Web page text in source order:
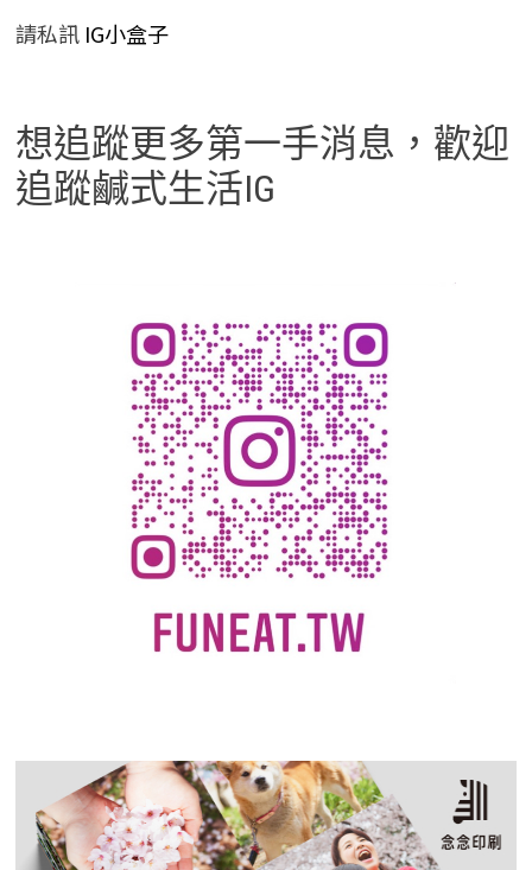
請私訊IG小盒子
想追蹤更多第一手消息，歡迎
追蹤鹹式生活IG